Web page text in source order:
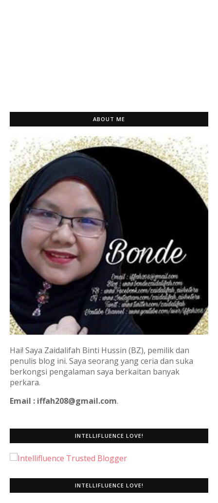
ABOUT ME
Hai! Saya Zaidalifah Binti Hussin (BZ), pemilik dan
penulis blog ini. Saya seorang yang ceria dan suka
berkongsi pengalaman saya berkaitan banyak
perkara.
Email : iffah208@gmail.com.
INTELLIFLUENCE LOVE!
INTELLIFLUENCE LOVE!